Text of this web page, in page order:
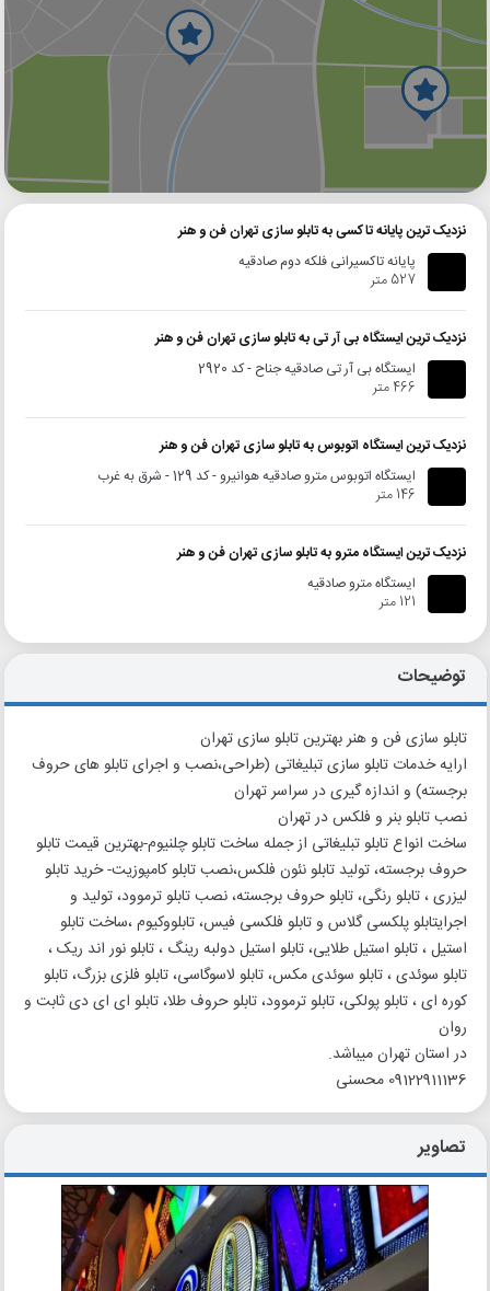
گوگل
نزدیک ترین پایانه تاکسی به تابلو سازی تهران فن و هنر
پایانه تاکسیرانی فلکه دوم صادقیه
527 متر
نزدیک ترین ایستگاه بی آر تی به تابلو سازی تهران فن و هنر
ایستگاه بی آر تی صادقیه جناح - کد 2920
466 متر
نزدیک ترین ایستگاه اتوبوس به تابلو سازی تهران فن و هنر
ایستگاه اتوبوس مترو صادقیه هوانیرو - کد 129 - شرق به غرب
146 متر
نزدیک ترین ایستگاه مترو به تابلو سازی تهران فن و هنر
ایستگاه مترو صادقیه
121 متر
توضیحات
تابلو سازی فن و هنر بهترین تابلو سازی تهران
ارایه خدمات تابلو سازی تبلیغاتی (طراحی،نصب و اجرای تابلو های حروف
برجسته) و اندازه گیری در سراسر تهران
نصب تابلو بنر و فلکس در تهران
ساخت انواع تابلو تبلیغاتی از جمله ساخت تابلو چلنیوم-بهترین قیمت تابلو
حروف برجسته، تولید تابلو نئون فلکس،نصب تابلو کامپوزیت- خرید تابلو
لیزری ، تابلو رنگی، تابلو حروف برجسته، نصب تابلو ترموود، تولید و
اجرایتابلو پلکسی گلاس و تابلو فلکسی فیس، تابلووکیوم ،ساخت تابلو
استیل ، تابلو استیل طلایی، تابلو استیل دولبه رینگ ، تابلو نور اند ریک ،
تابلو سوئدی ، تابلو سوئدی مکس، تابلو لاسوگاسی، تابلو فلزی بزرگ، تابلو
کوره ای ، تابلو پولکی، تابلو ترموود، تابلو حروف طلا، تابلو ای ای دی ثابت و
روان
در استان تهران میباشد.
09122911136 محسنی
تصاویر